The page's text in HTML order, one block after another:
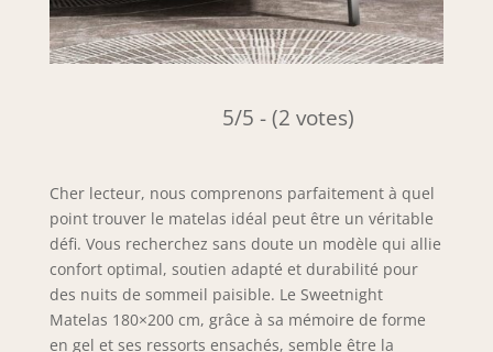
5/5 - (2 votes)
Cher lecteur, nous comprenons parfaitement à quel
point trouver le matelas idéal peut être un véritable
défi. Vous recherchez sans doute un modèle qui allie
confort optimal, soutien adapté et durabilité pour
des nuits de sommeil paisible. Le Sweetnight
Matelas 180×200 cm, grâce à sa mémoire de forme
en gel et ses ressorts ensachés, semble être la